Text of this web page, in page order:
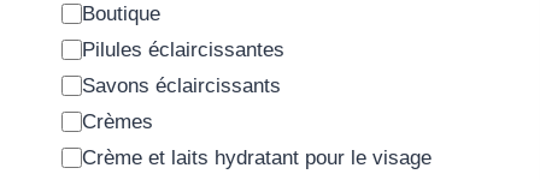
Boutique
Pilules éclaircissantes
Savons éclaircissants
Crèmes
Crème et laits hydratant pour le visage